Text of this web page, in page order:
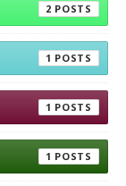
2
1
1
1